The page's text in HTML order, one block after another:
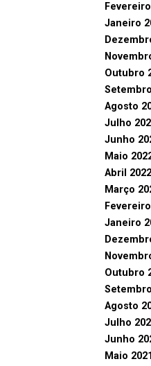
Janeiro
Outubro
Agosto
Julho
Junho
Maio
Abril 2022
Março
Janeiro
Outubro
Agosto
Julho
Junho
Maio 2021